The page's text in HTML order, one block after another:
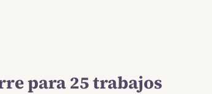
para 25 trabajos